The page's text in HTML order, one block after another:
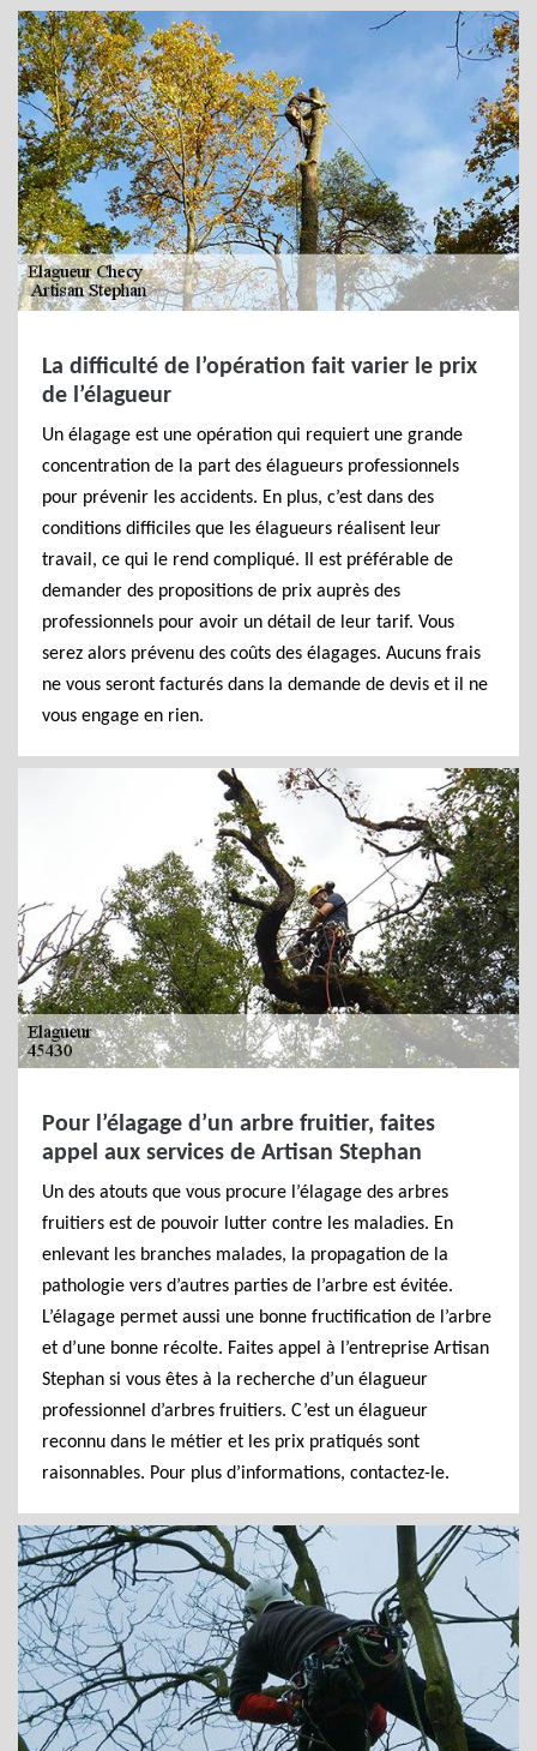
La difficulté de l’opération fait varier le prix
de l’élagueur
Un élagage est une opération qui requiert une grande
concentration de la part des élagueurs professionnels
pour prévenir les accidents. En plus, c’est dans des
conditions difficiles que les élagueurs réalisent leur
travail, ce qui le rend compliqué. Il est préférable de
demander des propositions de prix auprès des
professionnels pour avoir un détail de leur tarif. Vous
serez alors prévenu des coûts des élagages. Aucuns frais
ne vous seront facturés dans la demande de devis et il ne
vous engage en rien.
Pour l’élagage d’un arbre fruitier, faites
appel aux services de Artisan Stephan
Un des atouts que vous procure l’élagage des arbres
fruitiers est de pouvoir lutter contre les maladies. En
enlevant les branches malades, la propagation de la
pathologie vers d’autres parties de l’arbre est évitée.
L’élagage permet aussi une bonne fructification de l’arbre
et d’une bonne récolte. Faites appel à l’entreprise Artisan
Stephan si vous êtes à la recherche d’un élagueur
professionnel d’arbres fruitiers. C’est un élagueur
reconnu dans le métier et les prix pratiqués sont
raisonnables. Pour plus d’informations, contactez-le.